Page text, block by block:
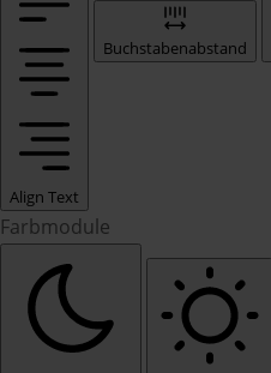
Align Text
Buchstabenabstand
Farbmodule